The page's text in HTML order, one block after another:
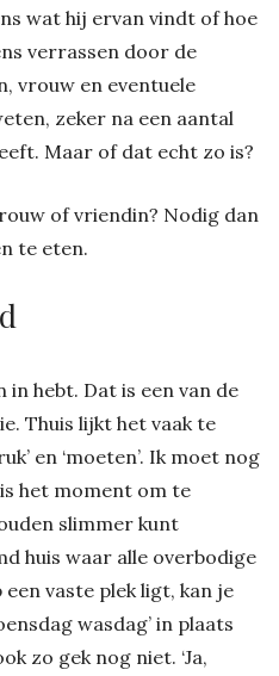
wat hij ervan vindt of hoe
verrassen door de
vrouw en eventuele
zeker na een aantal
Maar of dat echt zo is?
of vriendin? Nodig dan
te eten.
hebt. Dat is een van de
Thuis lijkt het vaak te
en ‘moeten’. Ik moet nog
het moment om te
slimmer kunt
huis waar alle overbodige
vaste plek ligt, kan je
wasdag’ in plaats
zo gek nog niet. ‘Ja,